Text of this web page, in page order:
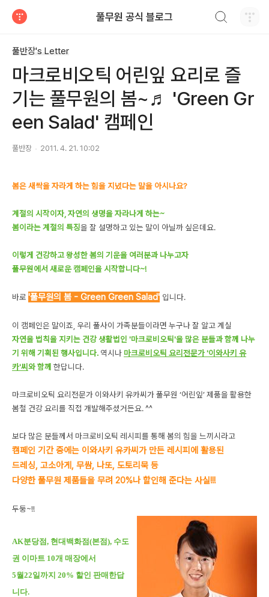
풀무원 공식 블로그
풀반장's Letter
마크로비오틱 어린잎 요리로 즐
기는 풀무원의 봄~♬ 'Green Gr
een Salad' 캠페인
풀반장 2011. 4. 21. 10:02
봄은 새싹을 자라게 하는 힘을 지녔다는 말을 아시나요?
계절의 시작이자, 자연의 생명을 자라나게 하는~
봄이라는 계절의 특징을 잘 설명하고 있는 말이 아닐까 싶은데요.
이렇게 건강하고 왕성한 봄의 기운을 여러분과 나누고자
풀무원에서 새로운 캠페인을 시작합니다~!
바로 '풀무원의 봄 - Green Green Salad' 입니다.
이 캠페인은 말이죠, 우리 풀사이 가족분들이라면 누구나 잘 알고 계실
자연을 법칙을 지키는 건강 생활법인 '마크로비오틱'을 많은 분들과 함께 나누
기 위해 기획된 행사입니다. 역시나 마크로비오틱 요리전문가 '이와사키 유
카'씨와 함께 한답니다.
마크로비오틱 요리전문가 이와사키 유카씨가 풀무원 ‘어린잎’ 제품을 활용한
봄철 건강 요리를 직접 개발해주셨거든요. ^^
보다 많은 분들께서 마크로비오틱 레시피를 통해 봄의 힘을 느끼시라고
캠페인 기간 중에는 이와사키 유카씨가 만든 레시피에 활용된
드레싱, 고소아게, 무쌈, 나또, 도토리묵 등
다양한 풀무원 제품들을 무려 20%나 할인해 준다는 사실!!!
두둥~!!
AK분당점, 현대백화점(본점), 수도
권 이마트 10개 매장에서
5월22일까지 20% 할인 판매한답
니다.